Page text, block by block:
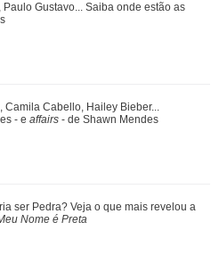
Paulo Gustavo... Saiba onde estão as
prejudicadas pela proximidade com
que vai acontece...
Kaká tentando dar estrela...
famosos já pag...
Paulo Gustavo... Saiba onde estão as
Camila Cabello, Hailey Bieber...
- e affairs - de Shawn Mendes
ser Pedra? Veja o que mais revelou a
Nome é Preta